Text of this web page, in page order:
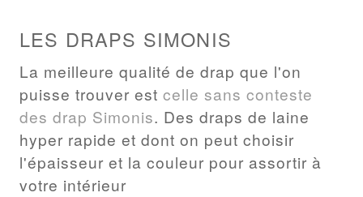
LES DRAPS SIMONIS
La meilleure qualité de drap que l'on
puisse trouver est celle sans conteste
des drap Simonis. Des draps de laine
hyper rapide et dont on peut choisir
l'épaisseur et la couleur pour assortir à
votre intérieur